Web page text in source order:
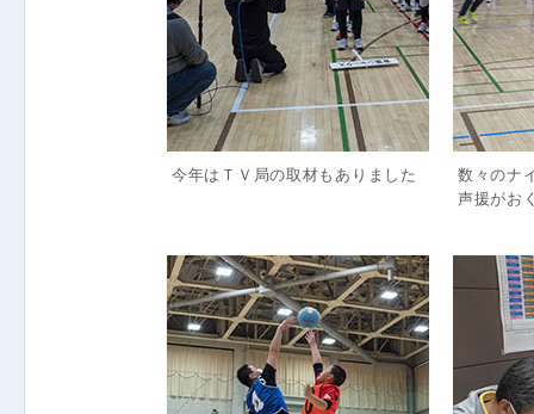
今年はＴＶ局の取材もありました
数々のナ
声援がお